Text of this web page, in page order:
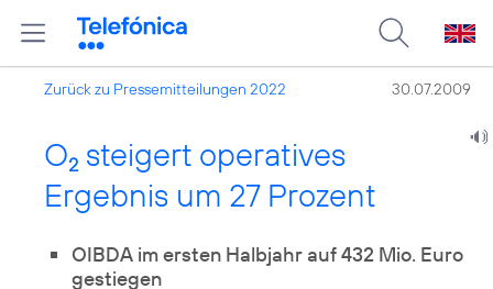
Zurück zu Pressemitteilungen 2022 30.07.2009
O2 steigert operatives
Ergebnis um 27 Prozent
OIBDA im ersten Halbjahr auf 432 Mio. Euro